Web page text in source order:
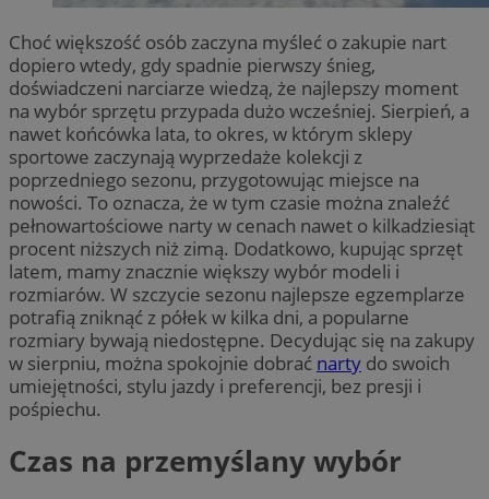
Choć większość osób zaczyna myśleć o zakupie nart
dopiero wtedy, gdy spadnie pierwszy śnieg,
doświadczeni narciarze wiedzą, że najlepszy moment
na wybór sprzętu przypada dużo wcześniej. Sierpień, a
nawet końcówka lata, to okres, w którym sklepy
sportowe zaczynają wyprzedaże kolekcji z
poprzedniego sezonu, przygotowując miejsce na
nowości. To oznacza, że w tym czasie można znaleźć
pełnowartościowe narty w cenach nawet o kilkadziesiąt
procent niższych niż zimą. Dodatkowo, kupując sprzęt
latem, mamy znacznie większy wybór modeli i
rozmiarów. W szczycie sezonu najlepsze egzemplarze
potrafią zniknąć z półek w kilka dni, a popularne
rozmiary bywają niedostępne. Decydując się na zakupy
w sierpniu, można spokojnie dobrać narty do swoich
umiejętności, stylu jazdy i preferencji, bez presji i
pośpiechu.
Czas na przemyślany wybór